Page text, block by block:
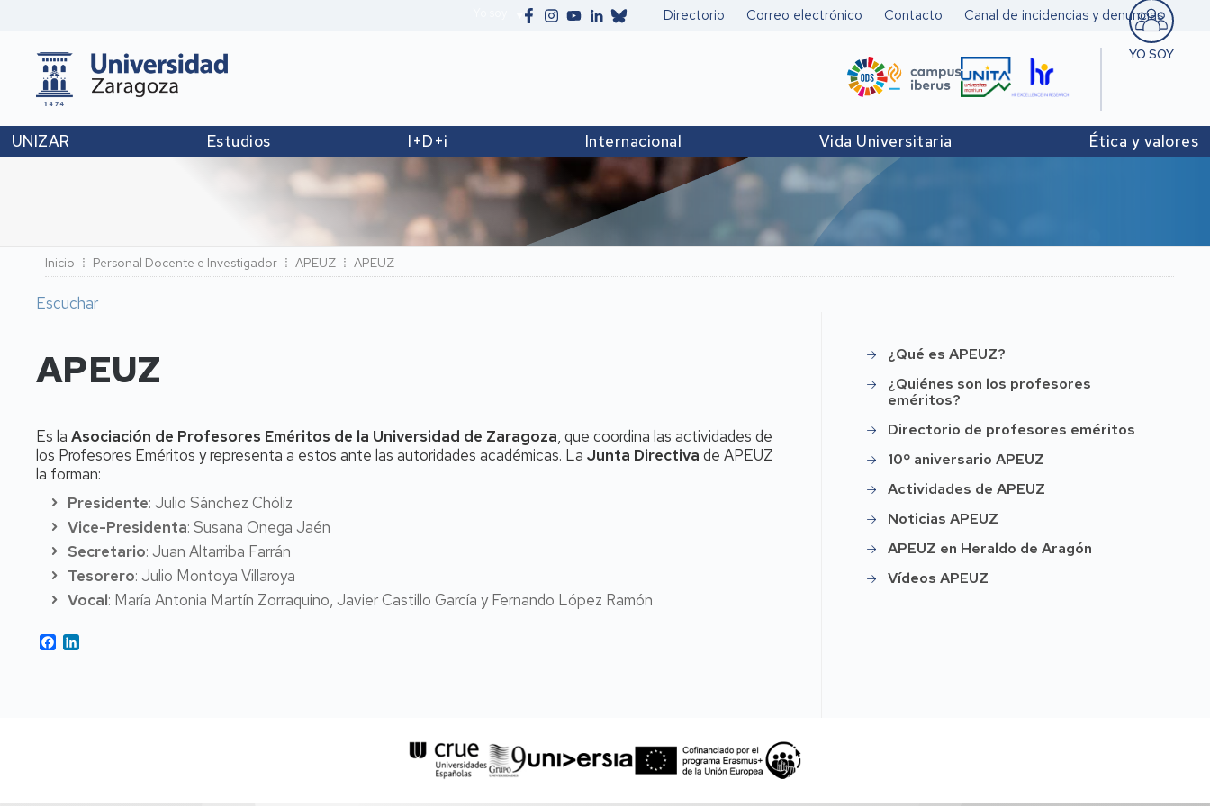
Secundario
Directorio Correo electrónico Contacto Canal de incidencias y denuncias
YO SOY
Pers.
UNIZAR Estudios I+D+i Internacional Vida Universitaria Ética y valores
Ruta
de
navegación
Inicio Personal Docente e Investigador APEUZ APEUZ
Escuchar
APEUZ
Es la Asociación de Profesores Eméritos de la Universidad de Zaragoza, que coordina las actividades de
los Profesores Eméritos y representa a estos ante las autoridades académicas. La Junta Directiva de APEUZ
la forman:
Presidente: Julio Sánchez Chóliz
Vice-Presidenta: Susana Onega Jaén
Secretario: Juan Altarriba Farrán
Tesorero: Julio Montoya Villaroya
Vocal: María Antonia Martín Zorraquino, Javier Castillo García y Fernando López Ramón
Facebook
APEUZ
¿Qué es APEUZ?
¿Quiénes son los profesores
eméritos?
Directorio de profesores eméritos
10º aniversario APEUZ
Actividades de APEUZ
Noticias APEUZ
APEUZ en Heraldo de Aragón
Vídeos APEUZ